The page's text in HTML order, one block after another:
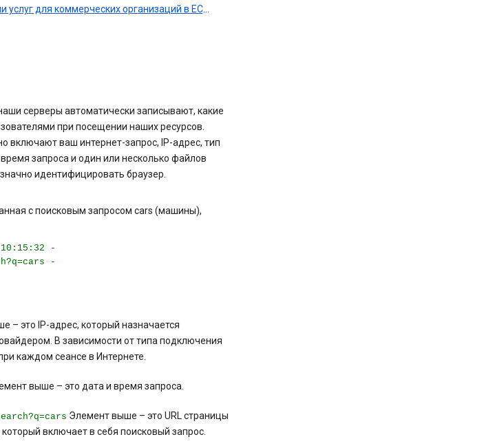
услуг для коммерческих организаций в ЕС…
серверы автоматически записывают, какие
при посещении наших ресурсов.
включают ваш интернет-запрос, IP-адрес, тип
запроса и один или несколько файлов
идентифицировать браузер.
с поисковым запросом cars (машины),
-
-
– это IP-адрес, который назначается
В зависимости от типа подключения
каждом сеансе в Интернете.
выше – это дата и время запроса.
Элемент выше – это URL страницы
включает в себя поисковый запрос.